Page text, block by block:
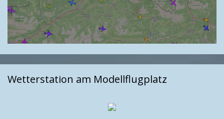
Wetterstation am Modellflugplatz